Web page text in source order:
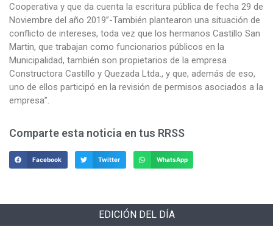
Cooperativa y que da cuenta la escritura pública de fecha 29 de
Noviembre del año 2019”-También plantearon una situación de
conflicto de intereses, toda vez que los hermanos Castillo San
Martin, que trabajan como funcionarios públicos en la
Municipalidad, también son propietarios de la empresa
Constructora Castillo y Quezada Ltda., y que, además de eso,
uno de ellos participó en la revisión de permisos asociados a la
empresa”.
Comparte esta noticia en tus RRSS
Facebook Twitter WhatsApp
EDICIÓN DEL DÍA